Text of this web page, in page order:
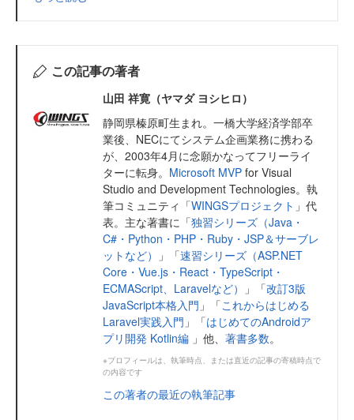
この記事の著者
山田 祥寛（ヤマダ ヨシヒロ）
静岡県榛原町生まれ。一橋大学経済学部卒
業後、NECにてシステム企画業務に携わる
が、2003年4月に念願かなってフリーライ
ターに転身。 Microsoft MVP for Visual
Studio and Development Technologies。執
筆コミュニティ「WINGSプロジェクト 」代
表。主な著書に「独習シリーズ（Java・
C#・Python・PHP・Ruby・JSP＆サーブレ
ットなど）
」「速習シリーズ（ASP.NET
Core・Vue.js・React・TypeScript・
ECMAScript、Laravelなど）
」「改訂3版
JavaScript本格入門 」「これからはじめる
Laravel実践入門 」「はじめてのAndroidア
プリ開発 Kotlin編 」他、 著書多数。
※プロフィールは、執筆時点、または直近の記事の寄稿時点で
の内容です
この著者の最近の執筆記事